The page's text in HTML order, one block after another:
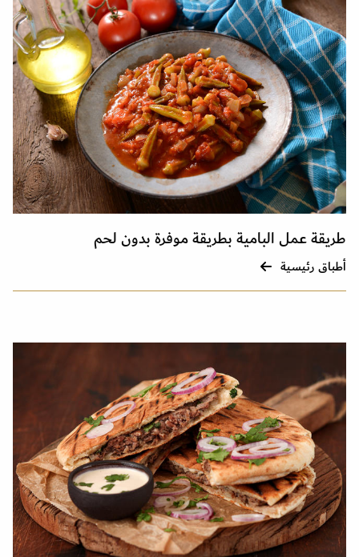
طريقة عمل البامية بطريقة موفرة بدون لحم
أطباق رئيسية